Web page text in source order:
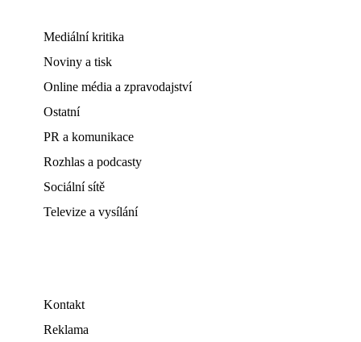
Mediální kritika
Noviny a tisk
Online média a zpravodajství
Ostatní
PR a komunikace
Rozhlas a podcasty
Sociální sítě
Televize a vysílání
Kontakt
Reklama